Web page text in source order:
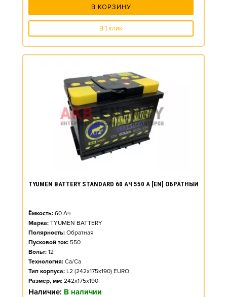
В КОРЗИНУ
В 1 клик
TYUMEN BATTERY STANDARD 60 АЧ 550 А [EN] ОБРАТНЫЙ
Ёмкость: 60 Ач
Марка: TYUMEN BATTERY
Полярность: Обратная
Пусковой ток: 550
Вольт: 12
Технология: Ca/Ca
Тип корпуса: L2 (242x175x190) EURO
Размер, мм: 242x175x190
Наличие: В наличии